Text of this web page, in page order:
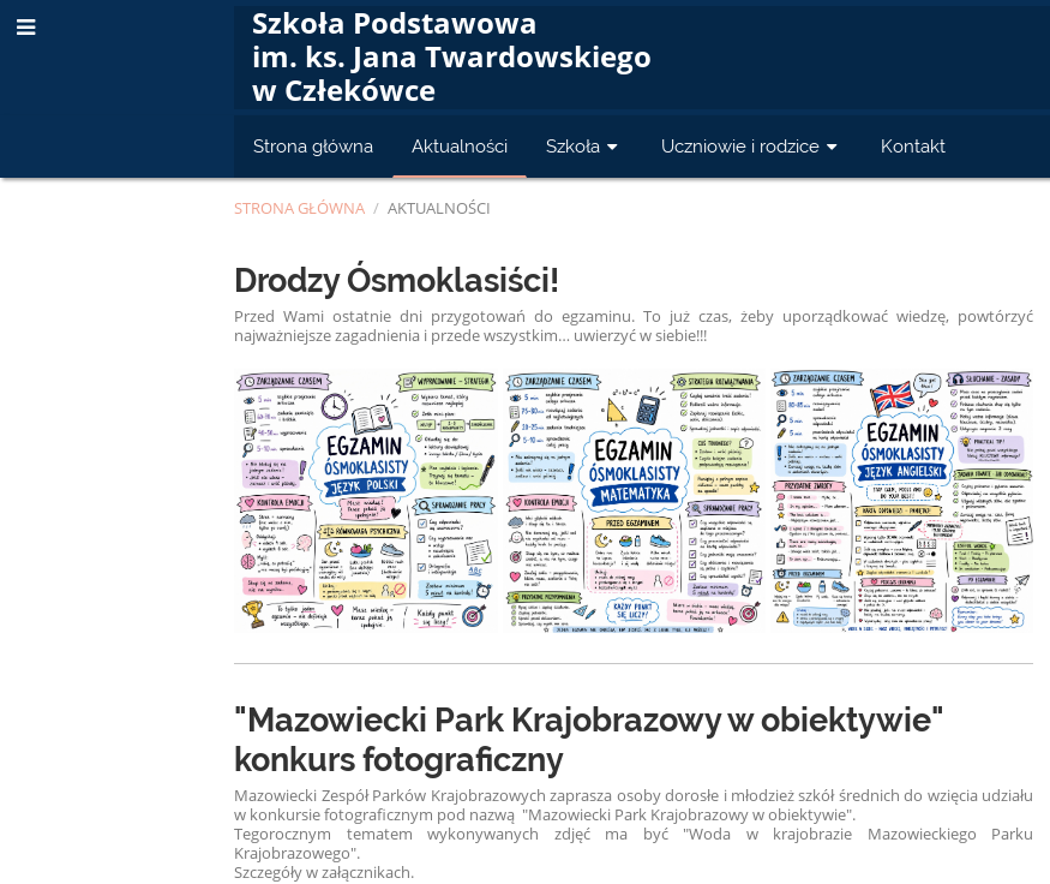
Szkoła Podstawowa
im. ks. Jana Twardowskiego
w Człekówce
Strona główna Aktualności Szkoła Uczniowie i rodzice Kontakt
STRONA GŁÓWNA / AKTUALNOŚCI
Aktualności
Drodzy Ósmoklasiści!
Przed Wami ostatnie dni przygotowań do egzaminu. To już czas, żeby uporządkować wiedzę, powtórzyć
najważniejsze zagadnienia i przede wszystkim… uwierzyć w siebie!!!
"Mazowiecki Park Krajobrazowy w obiektywie"
konkurs fotograficzny
Mazowiecki Zespół Parków Krajobrazowych zaprasza osoby dorosłe i młodzież szkół średnich do wzięcia udziału
w konkursie fotograficznym pod nazwą "Mazowiecki Park Krajobrazowy w obiektywie".
Tegorocznym tematem wykonywanych zdjęć ma być "Woda w krajobrazie Mazowieckiego Parku
Krajobrazowego".
Szczegóły w załącznikach.